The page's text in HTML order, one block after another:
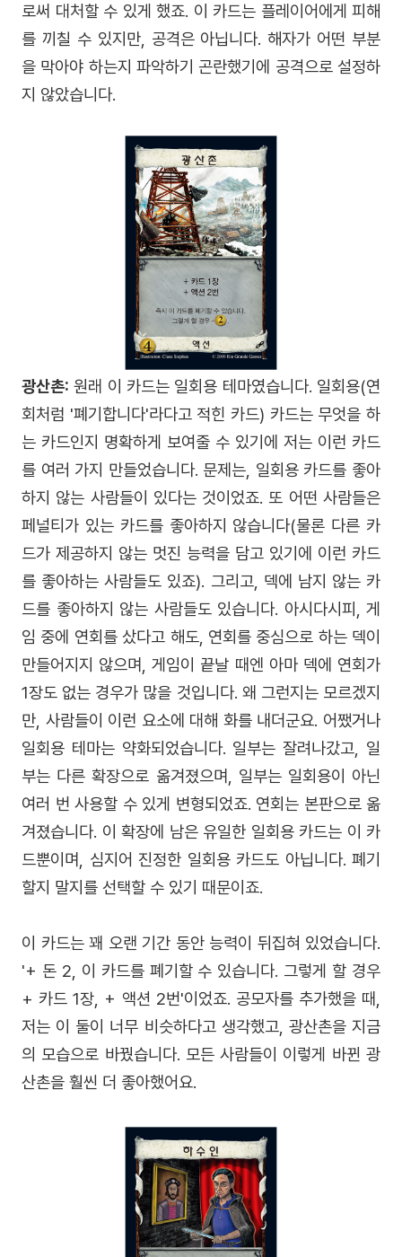
로써 대처할 수 있게 했죠. 이 카드는 플레이어에게 피해
를 끼칠 수 있지만, 공격은 아닙니다. 해자가 어떤 부분
을 막아야 하는지 파악하기 곤란했기에 공격으로 설정하
지 않았습니다.
광산촌: 원래 이 카드는 일회용 테마였습니다. 일회용(연
회처럼 '폐기합니다'라다고 적힌 카드) 카드는 무엇을 하
는 카드인지 명확하게 보여줄 수 있기에 저는 이런 카드
를 여러 가지 만들었습니다. 문제는, 일회용 카드를 좋아
하지 않는 사람들이 있다는 것이었죠. 또 어떤 사람들은
페널티가 있는 카드를 좋아하지 않습니다(물론 다른 카
드가 제공하지 않는 멋진 능력을 담고 있기에 이런 카드
를 좋아하는 사람들도 있죠). 그리고, 덱에 남지 않는 카
드를 좋아하지 않는 사람들도 있습니다. 아시다시피, 게
임 중에 연회를 샀다고 해도, 연회를 중심으로 하는 덱이
만들어지지 않으며, 게임이 끝날 때엔 아마 덱에 연회가
1장도 없는 경우가 많을 것입니다. 왜 그런지는 모르겠지
만, 사람들이 이런 요소에 대해 화를 내더군요. 어쨌거나
일회용 테마는 약화되었습니다. 일부는 잘려나갔고, 일
부는 다른 확장으로 옮겨졌으며, 일부는 일회용이 아닌
여러 번 사용할 수 있게 변형되었죠. 연회는 본판으로 옮
겨졌습니다. 이 확장에 남은 유일한 일회용 카드는 이 카
드뿐이며, 심지어 진정한 일회용 카드도 아닙니다. 폐기
할지 말지를 선택할 수 있기 때문이죠.
이 카드는 꽤 오랜 기간 동안 능력이 뒤집혀 있었습니다.
'+ 돈 2, 이 카드를 폐기할 수 있습니다. 그렇게 할 경우
+ 카드 1장, + 액션 2번'이었죠. 공모자를 추가했을 때,
저는 이 둘이 너무 비슷하다고 생각했고, 광산촌을 지금
의 모습으로 바꿨습니다. 모든 사람들이 이렇게 바뀐 광
산촌을 훨씬 더 좋아했어요.